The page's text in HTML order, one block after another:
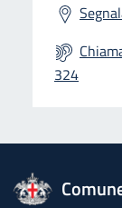
324
logo Unione